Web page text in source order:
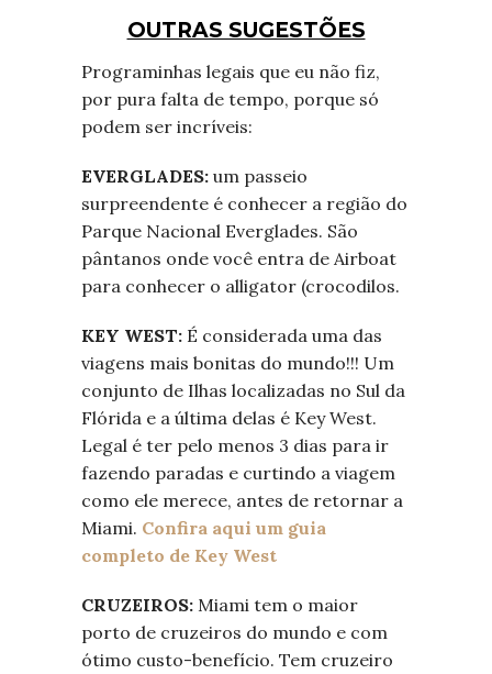
OUTRAS SUGESTÕES
Programinhas legais que eu não fiz,
por pura falta de tempo, porque só
podem ser incríveis:
EVERGLADES: um passeio
surpreendente é conhecer a região do
Parque Nacional Everglades. São
pântanos onde você entra de Airboat
para conhecer o alligator (crocodilos.
KEY WEST: É considerada uma das
viagens mais bonitas do mundo!!! Um
conjunto de Ilhas localizadas no Sul da
Flórida e a última delas é Key West.
Legal é ter pelo menos 3 dias para ir
fazendo paradas e curtindo a viagem
como ele merece, antes de retornar a
Miami. Confira aqui um guia
completo de Key West
CRUZEIROS: Miami tem o maior
porto de cruzeiros do mundo e com
ótimo custo-benefício. Tem cruzeiro